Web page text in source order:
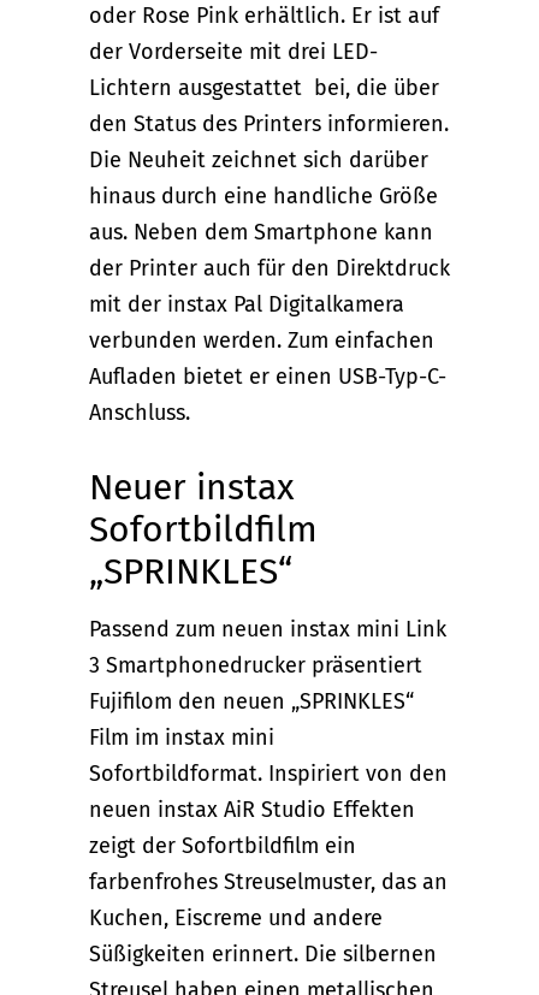
oder Rose Pink erhältlich. Er ist auf
der Vorderseite mit drei LED-
Lichtern ausgestattet bei, die über
den Status des Printers informieren.
Die Neuheit zeichnet sich darüber
hinaus durch eine handliche Größe
aus. Neben dem Smartphone kann
der Printer auch für den Direktdruck
mit der instax Pal Digitalkamera
verbunden werden. Zum einfachen
Aufladen bietet er einen USB-Typ-C-
Anschluss.
Neuer instax
Sofortbildfilm
„SPRINKLES“
Passend zum neuen instax mini Link
3 Smartphonedrucker präsentiert
Fujifilom den neuen „SPRINKLES“
Film im instax mini
Sofortbildformat. Inspiriert von den
neuen instax AiR Studio Effekten
zeigt der Sofortbildfilm ein
farbenfrohes Streuselmuster, das an
Kuchen, Eiscreme und andere
Süßigkeiten erinnert. Die silbernen